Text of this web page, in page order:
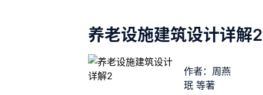
养老设施建筑设计详解2
作者：周燕
珉 等著